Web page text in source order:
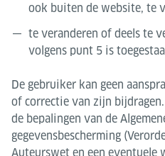
ook buiten de website, te
te veranderen of deels te
volgens punt 5 is
De gebruiker kan geen
of correctie van zijn
de bepalingen van de
gegevensbescherming
Auteurswet en een